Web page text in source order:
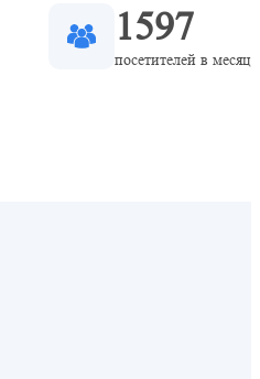
1597
посетителей в месяц